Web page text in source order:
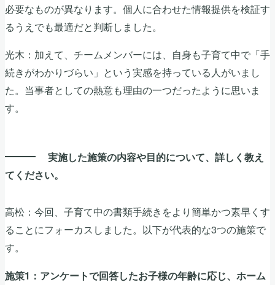
必要なものが異なります。個人に合わせた情報提供を検証す
るうえでも最適だと判断しました。
光木：加えて、チームメンバーには、自身も子育て中で「手
続きがわかりづらい」という実感を持っている人がいまし
た。当事者としての熱意も理由の一つだったように思いま
す。
実施した施策の内容や目的について、詳しく教え
てください。
高松：今回、子育て中の書類手続きをより簡単かつ素早くす
ることにフォーカスしました。以下が代表的な3つの施策で
す。
施策1：アンケートで回答したお子様の年齢に応じ、ホーム